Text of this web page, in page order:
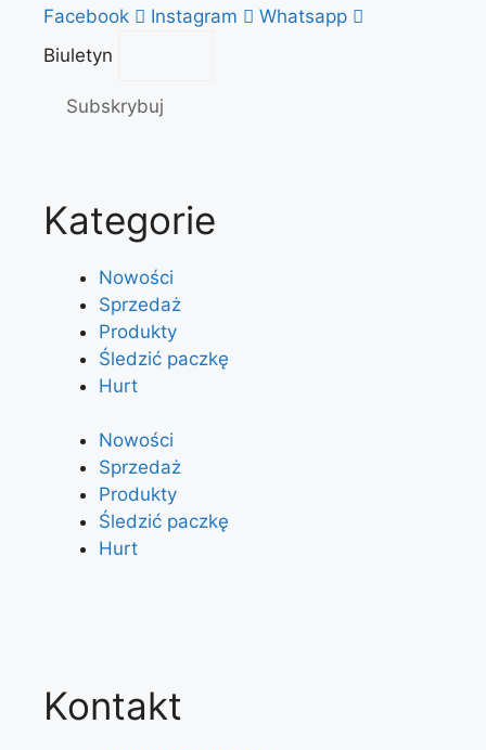
Facebook Instagram
Whatsapp
Biuletyn
Subskrybuj
Kategorie
Nowości
Sprzedaż
Produkty
Śledzić paczkę
Hurt
Nowości
Sprzedaż
Produkty
Śledzić paczkę
Hurt
Kontakt